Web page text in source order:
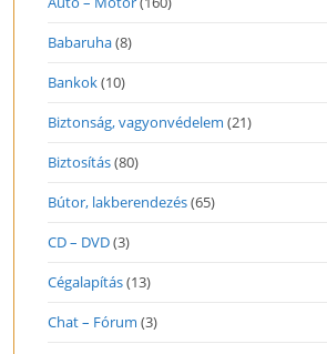
Babaruha(8)
Bankok(10)
Biztonság, vagyonvédelem (21)
Biztosítás(80)
Bútor, lakberendezés(65)
CD – DVD(3)
Cégalapítás(13)
Chat – Fórum (3)